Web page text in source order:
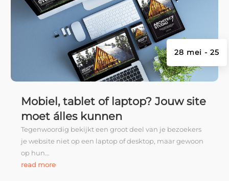
Mobiel, tablet of laptop? Jouw site
moet álles kunnen
28 mei - 25
Tegenwoordig bekijkt een groot deel van je bezoekers
je website niet op een laptop of desktop, maar gewoon
op hun...
read more